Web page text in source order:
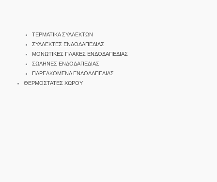
ΤΕΡΜΑΤΙΚΑ ΣΥΛΛΕΚΤΩΝ
ΣΥΛΛΕΚΤΕΣ ΕΝΔΟΔΑΠΕΔΙΑΣ
ΜΟΝΩΤΙΚΕΣ ΠΛΑΚΕΣ ΕΝΔΟΔΑΠΕΔΙΑΣ
ΣΩΛΗΝΕΣ ΕΝΔΟΔΑΠΕΔΙΑΣ
ΠΑΡΕΛΚΟΜΕΝΑ ΕΝΔΟΔΑΠΕΔΙΑΣ
ΘΕΡΜΟΣΤΑΤΕΣ ΧΩΡΟΥ